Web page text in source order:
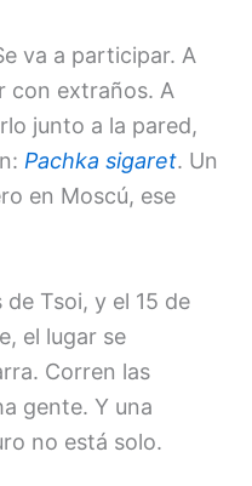
va a participar. A
con extraños. A
junto a la pared,
Pachka sigaret. Un
en Moscú, ese
Tsoi, y el 15 de
el lugar se
Corren las
gente. Y una
no está solo.